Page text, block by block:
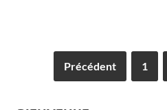
Précédent 1